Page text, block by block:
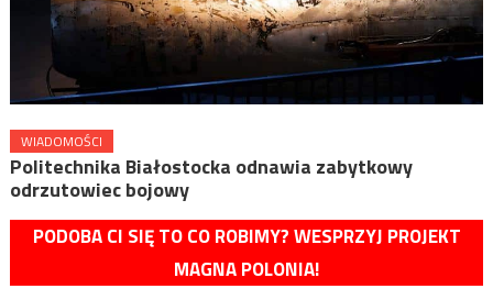
WIADOMOŚCI
Politechnika Białostocka odnawia zabytkowy
odrzutowiec bojowy
PODOBA CI SIĘ TO CO ROBIMY? WESPRZYJ PROJEKT
MAGNA POLONIA!